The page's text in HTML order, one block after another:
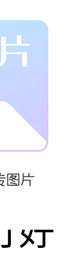
不
可
好